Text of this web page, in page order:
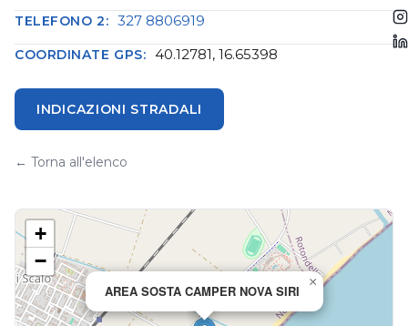
TELEFONO 2: 327 8806919
COORDINATE GPS: 40.12781, 16.65398
INDICAZIONI STRADALI
← Torna all'elenco
AREA SOSTA CAMPER NOVA SIRI
×
+
−